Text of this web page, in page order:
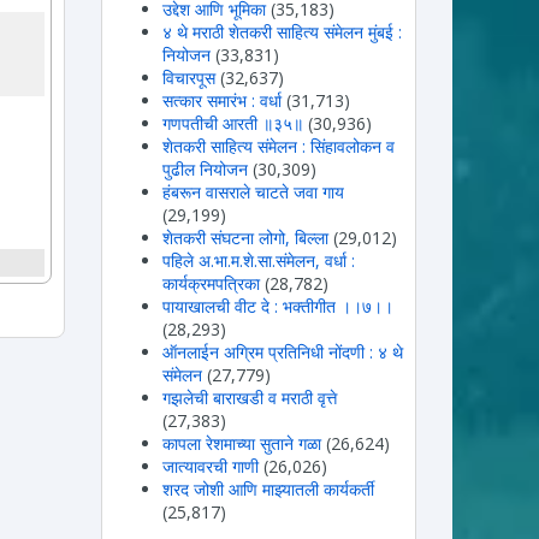
उद्देश आणि भूमिका (35,183)
४ थे मराठी शेतकरी साहित्य संमेलन मुंबई :
नियोजन (33,831)
विचारपूस (32,637)
सत्कार समारंभ : वर्धा (31,713)
गणपतीची आरती ॥३५॥ (30,936)
शेतकरी साहित्य संमेलन : सिंहावलोकन व
पुढील नियोजन (30,309)
हंबरून वासराले चाटते जवा गाय
(29,199)
शेतकरी संघटना लोगो, बिल्ला (29,012)
पहिले अ.भा.म.शे.सा.संमेलन, वर्धा :
कार्यक्रमपत्रिका (28,782)
पायाखालची वीट दे : भक्तीगीत ।।७।।
(28,293)
ऑनलाईन अग्रिम प्रतिनिधी नोंदणी : ४ थे
संमेलन (27,779)
गझलेची बाराखडी व मराठी वृत्ते
(27,383)
कापला रेशमाच्या सुताने गळा (26,624)
जात्यावरची गाणी (26,026)
शरद जोशी आणि माझ्यातली कार्यकर्ती
(25,817)